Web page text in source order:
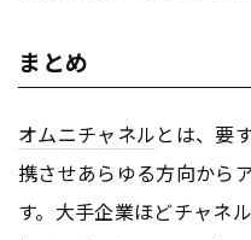
まとめ
オムニチャネルとは、要
携させあらゆる方向から
す。大手企業ほどチャネ